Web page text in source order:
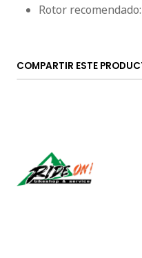
Rotor
COMPARTIR ESTE